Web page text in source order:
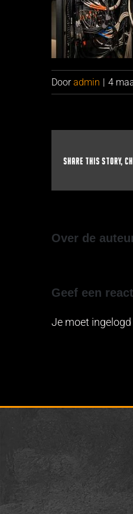
Dooradmin 4
Share This Story,
Over de
Geef een
Je moet